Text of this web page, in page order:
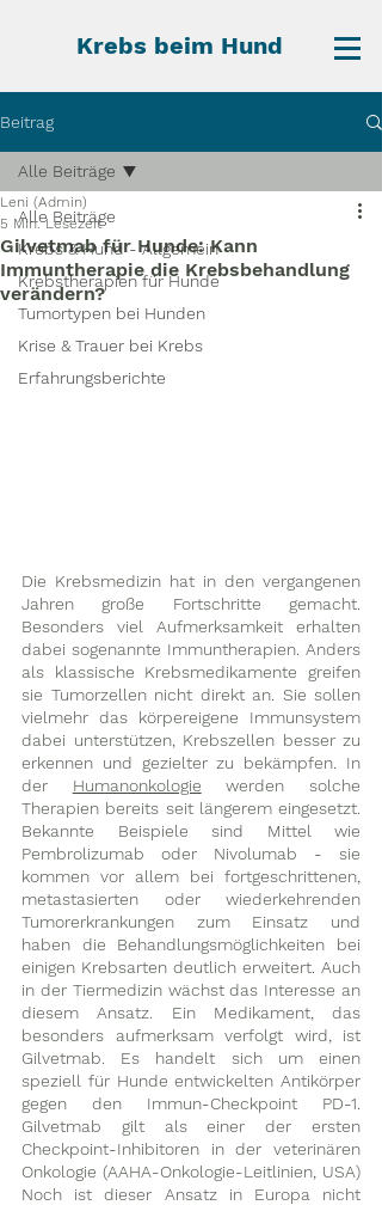
Krebs beim Hund
Beitrag
Alle Beiträge
Krebs & Hund - Allgemein
Krebstherapien für Hunde
Tumortypen bei Hunden
Krise & Trauer bei Krebs
Erfahrungsberichte
Alle Beiträge
Gilvetmab für Hunde: Kann
Immuntherapie die Krebsbehandlung
verändern?
Leni (Admin)
5 Min. Lesezeit
Die Krebsmedizin hat in den vergangenen
Jahren große Fortschritte gemacht.
Besonders viel Aufmerksamkeit erhalten
dabei sogenannte Immuntherapien. Anders
als klassische Krebsmedikamente greifen
sie Tumorzellen nicht direkt an. Sie sollen
vielmehr das körpereigene Immunsystem
dabei unterstützen, Krebszellen besser zu
erkennen und gezielter zu bekämpfen. In
der Humanonkologie werden solche
Therapien bereits seit längerem eingesetzt.
Bekannte Beispiele sind Mittel wie
Pembrolizumab oder Nivolumab - sie
kommen vor allem bei fortgeschrittenen,
metastasierten oder wiederkehrenden
Tumorerkrankungen zum Einsatz und
haben die Behandlungsmöglichkeiten bei
einigen Krebsarten deutlich erweitert. Auch
in der Tiermedizin wächst das Interesse an
diesem Ansatz. Ein Medikament, das
besonders aufmerksam verfolgt wird, ist
Gilvetmab. Es handelt sich um einen
speziell für Hunde entwickelten Antikörper
gegen den Immun-Checkpoint PD-1.
Gilvetmab gilt als einer der ersten
Checkpoint-Inhibitoren in der veterinären
Onkologie (AAHA-Onkologie-Leitlinien, USA)
Noch ist dieser Ansatz in Europa nicht